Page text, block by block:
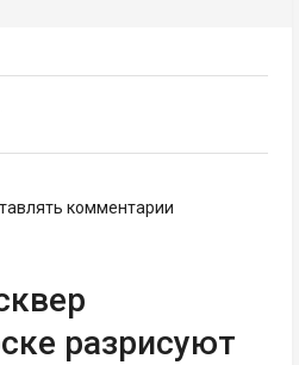
комментарии
разрисуют